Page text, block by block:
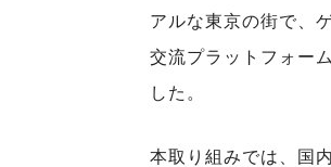
アルな東京の街で、
交流プラットフォー
した。
本取り組みでは、国